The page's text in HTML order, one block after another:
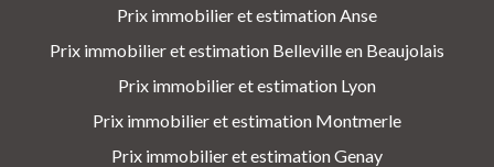
Prix immobilier et estimation Anse
Prix immobilier et estimation Belleville en Beaujolais
Prix immobilier et estimation Lyon
Prix immobilier et estimation Montmerle
Prix immobilier et estimation Genay